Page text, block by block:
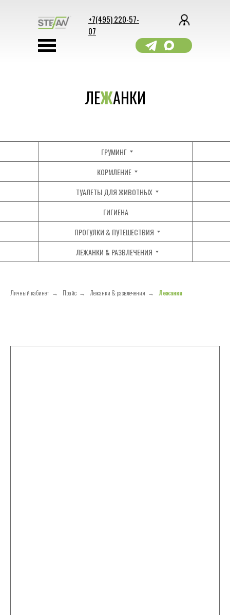
+7(495) 220-57-
07
ЛЕЖАНКИ
ГРУМИНГ
ГИГИЕНА
КОРМЛЕНИЕ
ТУАЛЕТЫ ДЛЯ ЖИВОТНЫХ
ЛЕЖАНКИ & РАЗВЛЕЧЕНИЯ
ПРОГУЛКИ & ПУТЕШЕСТВИЯ
Личный кабинет → Прайс → Лежанки & развлечения → Лежанки